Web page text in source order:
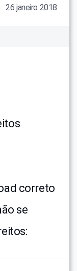
26 janeiro 2018
correto
se